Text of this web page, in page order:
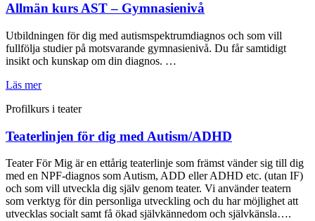
Allmän kurs AST – Gymnasienivå
Utbildningen för dig med autismspektrumdiagnos och som vill
fullfölja studier på motsvarande gymnasienivå. Du får samtidigt
insikt och kunskap om din diagnos. …
Läs mer
Profilkurs i teater
Teaterlinjen för dig med Autism/ADHD
Teater För Mig är en ettårig teaterlinje som främst vänder sig till dig
med en NPF-diagnos som Autism, ADD eller ADHD etc. (utan IF)
och som vill utveckla dig själv genom teater. Vi använder teatern
som verktyg för din personliga utveckling och du har möjlighet att
utvecklas socialt samt få ökad självkännedom och självkänsla….